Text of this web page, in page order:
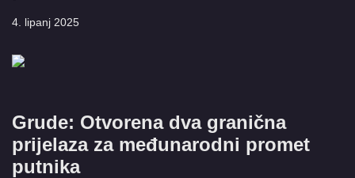
4. lipanj 2025
Grude: Otvorena dva granična
prijelaza za međunarodni promet
putnika